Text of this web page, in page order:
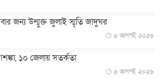
জন্য উন্মুক্ত জুলাই স্মৃতি জাদুঘর
৬ আগস্ট, ২০২৬
১০ জেলায় সতর্কতা
৬ আগস্ট, ২০২৬